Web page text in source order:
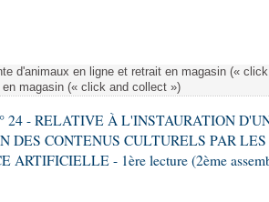
des lois
des lois
sociale
et orales
débats
d'animaux en ligne et retrait en magasin («
en magasin (« click and collect »)
24 - RELATIVE À L'INSTAURATION
DES CONTENUS CULTURELS PAR LES
ARTIFICIELLE - 1ère lecture (2ème